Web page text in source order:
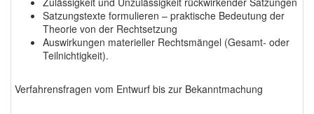
Satzungstexte formulieren – praktische Bedeutung der
Theorie von der Rechtsetzung
Auswirkungen materieller Rechtsmängel (Gesamt- oder
Teilnichtigkeit).
Verfahrensfragen vom Entwurf bis zur Bekanntmachung